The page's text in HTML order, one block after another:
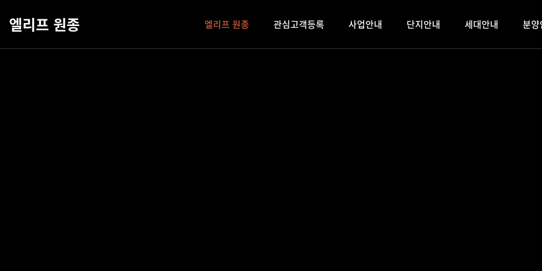
엘리프 원종 엘리프 원종 관심고객등록 사업안내 단지안내 세대안내 분양